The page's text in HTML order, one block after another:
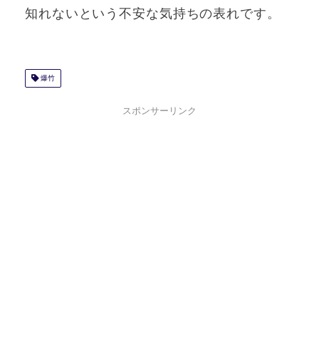
知れないという不安な気持ちの表れです。
爆竹
スポンサーリンク